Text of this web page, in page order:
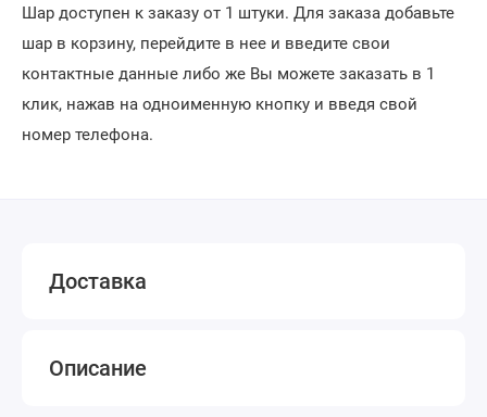
Шар доступен к заказу от 1 штуки. Для заказа добавьте
шар в корзину, перейдите в нее и введите свои
контактные данные либо же Вы можете заказать в 1
клик, нажав на одноименную кнопку и введя свой
номер телефона.
Доставка
Описание